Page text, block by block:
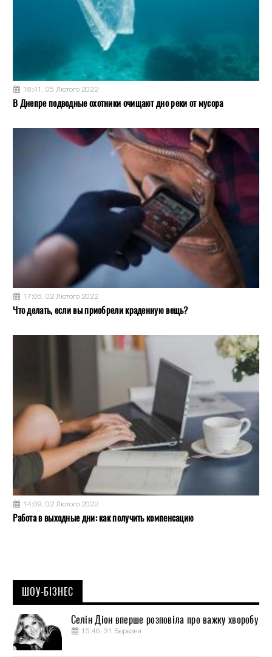
18:41, 05 Лютого 2022
В Днепре подводные охотники очищают дно реки от мусора
17:06, 02 Лютого 2022
Что делать, если вы приобрели краденную вещь?
14:09, 02 Лютого 2022
Работа в выходные дни: как получить компенсацию
ШОУ-БІЗНЕС
Селін Діон вперше розповіла про важку хворобу
15:46, 31 Березня